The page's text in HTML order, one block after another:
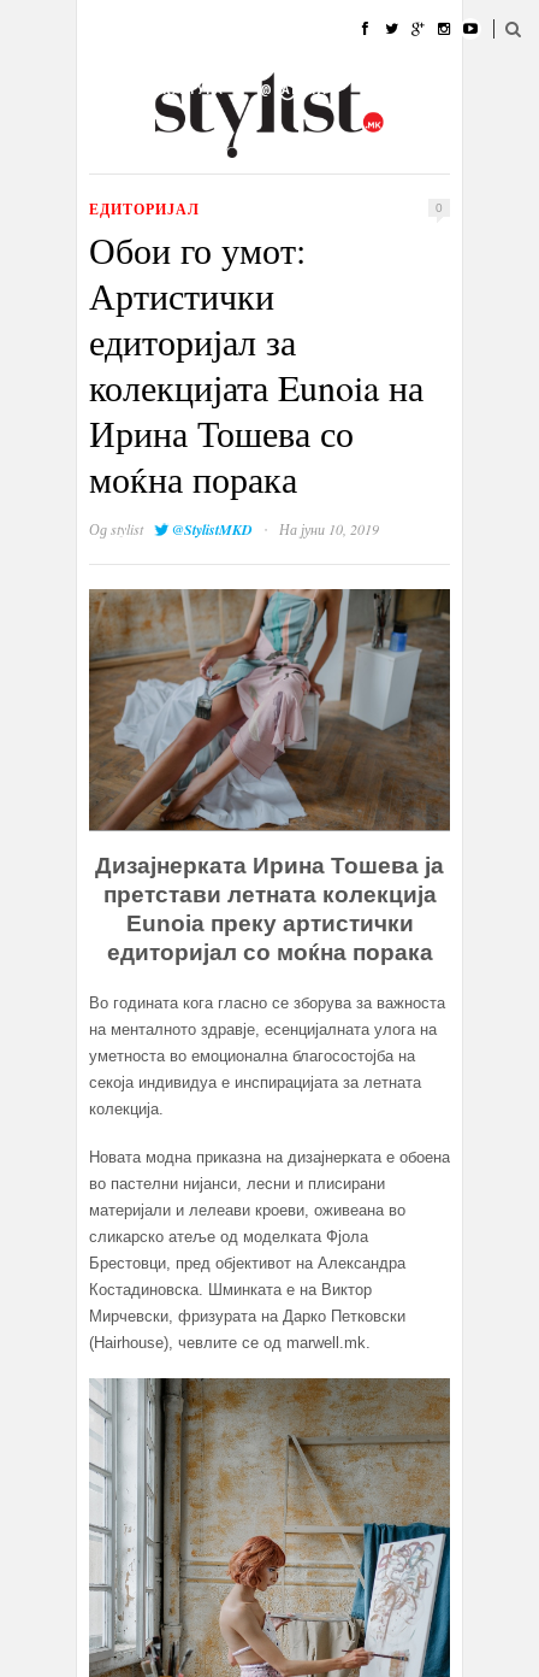
УБАВИНА
КУЛТУРА @РАБОТА
ИЗЛОГ
ЕДИТОРИЈАЛ 0
Обои го умот:
Артистички
едиторијал за
колекцијата Eunoia на
Ирина Тошева со
моќна порака
Одstylist @StylistMKD · На јуни 10, 2019
Дизајнерката Ирина Тошева ја
претстави летната колекција
Eunoia преку артистички
едиторијал со моќна порака
Вo годината кога гласно се зборува за важноста
на менталното здравје, есенцијалната улога на
уметноста во емоционална благосостојба на
секоја индивидуа е инспирацијата за летната
колекција.
Новата модна приказна на дизајнерката е обоена
во пастелни нијанси, лесни и плисирани
материјали и лелеави кроеви, оживеана во
сликарско атеље од моделката Фјола
Брестовци, пред објективот на Александра
Костадиновска. Шминката е на Виктор
Мирчевски, фризурата на Дарко Петковски
(Hairhouse), чевлите се од marwell.mk.